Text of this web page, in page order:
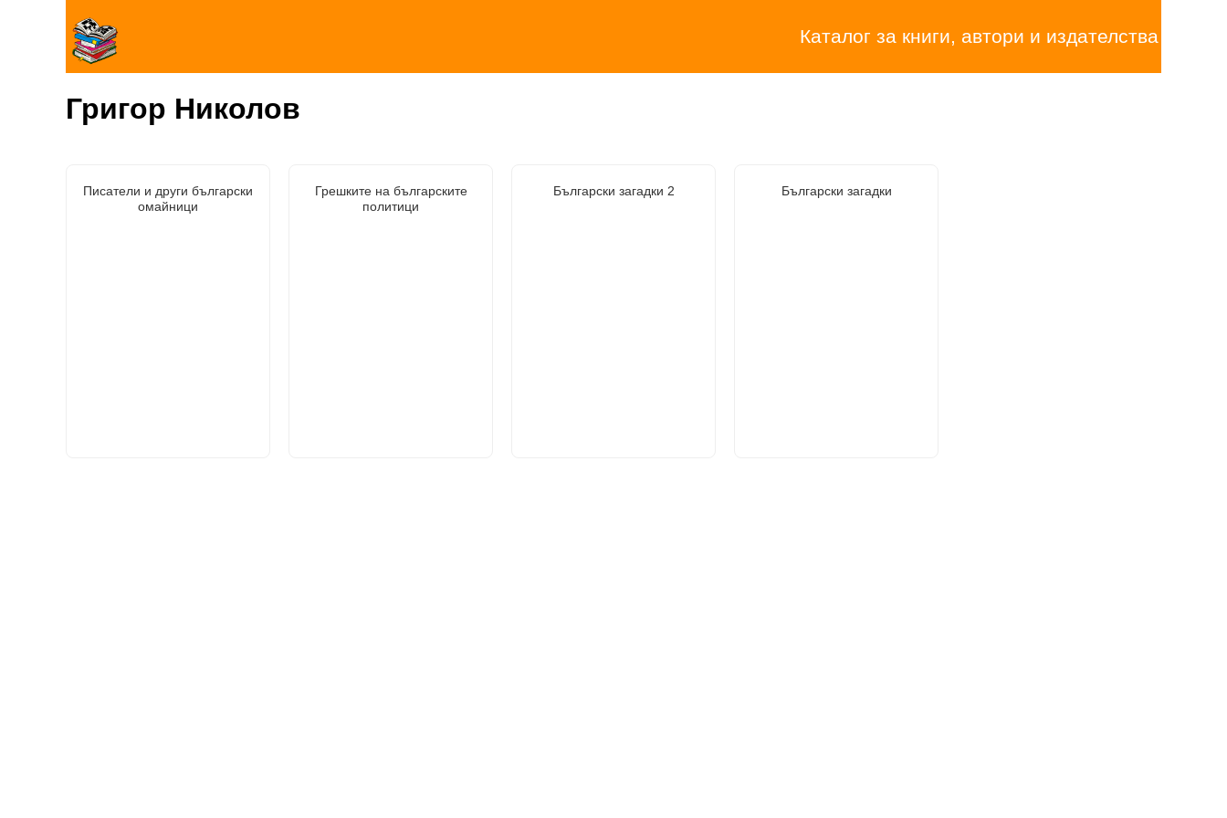
Каталог за книги, автори и издателства
Григор Николов
Писатели и други български
омайници
Грешките на българските
политици
Български загадки 2 Български загадки